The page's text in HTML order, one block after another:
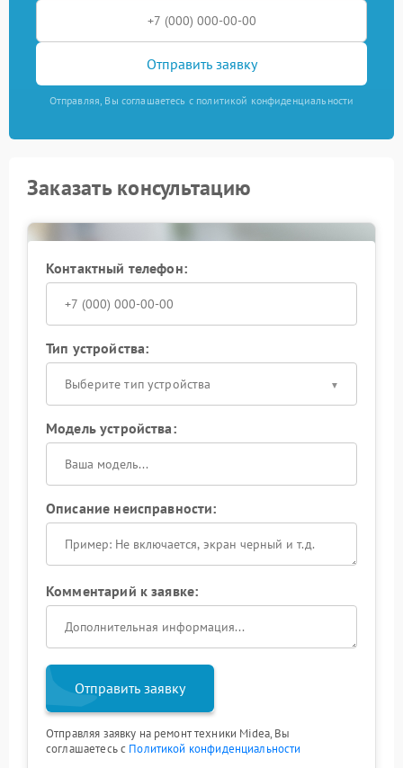
Отправить заявку
Отправляя, Вы соглашаетесь с политикой конфиденциальности
Заказать консультацию
Контактный телефон:
Тип устройства:
Выберите тип устройства
Модель устройства:
Описание неисправности:
Комментарий к заявке:
Отправить заявку
Отправляя заявку на ремонт техники Midea, Вы
соглашаетесь с Политикой конфиденциальности